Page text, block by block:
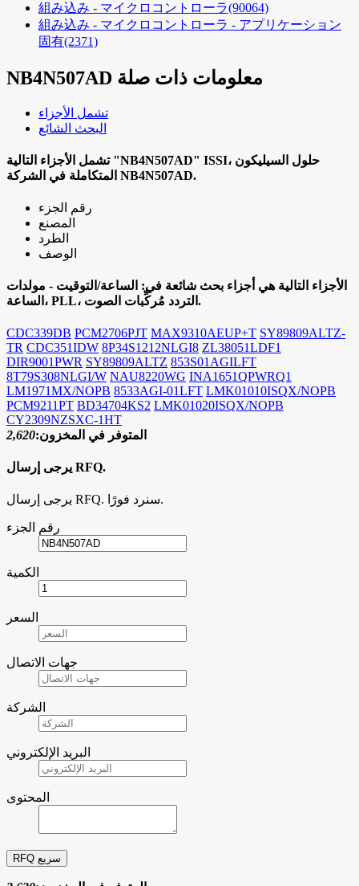
組み込み - マイクロコントローラ(90064)
組み込み - マイクロコントローラ - アプリケーション
固有(2371)
NB4N507AD معلومات ذات صلة
تشمل الأجزاء
البحث الشائع
تشمل الأجزاء التالية"NB4N507AD" ISSI، حلول السيليكون
المتكاملة في الشركة NB4N507AD.
رقم الجزء
المصنع
الطرد
الوصف
الأجزاء التالية هي أجزاء بحث شائعة في: الساعة/التوقيت - مولدات
الساعة، PLL، التردد مُركِّبات الصوت.
CDC339DB PCM2706PJT MAX9310AEUP+T SY89809ALTZ-
TR CDC351IDW 8P34S1212NLGI8 ZL38051LDF1
DIR9001PWR SY89809ALTZ 853S01AGILFT
8T79S308NLGI/W NAU8220WG INA1651QPWRQ1
LM1971MX/NOPB 8533AGI-01LFT LMK01010ISQX/NOPB
PCM9211PT BD34704KS2 LMK01020ISQX/NOPB
CY2309NZSXC-1HT
المتوفر في المخزون:2,620
يرجى إرسال RFQ.
يرجى إرسال RFQ. سنرد فورًا.
رقم الجزء
الكمية
السعر
جهات الاتصال
الشركة
البريد الإلكتروني
المحتوى